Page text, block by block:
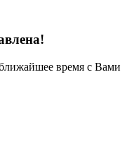
время с Вами